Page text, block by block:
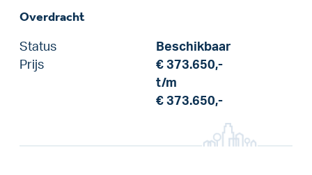
Overdracht
Status
Beschikbaar
Prijs
€ 373.650,-
t/m
€ 373.650,-